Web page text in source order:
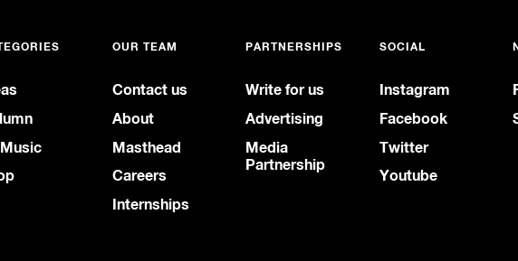
OUR TEAM
Contact us
About
Masthead
Careers
Internships
PARTNERSHIPS
Write for us
Advertising
Media
Partnership
SOCIAL
Instagram
Facebook
Twitter
Youtube